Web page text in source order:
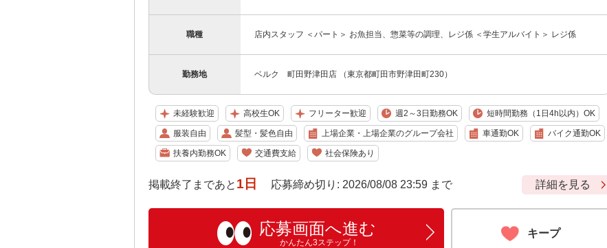
職種 店内スタッフ ＜パート＞ お魚担当、惣菜等の調理、レジ係 ＜学生アルバイト＞ レジ係
勤務地 ベルク 町田野津田店 （東京都町田市野津田町230）
未経験歓迎 高校生OK フリーター歓迎 週2～3日勤務OK 短時間勤務（1日4h以内）OK
服装自由 髪型・髪色自由 上場企業・上場企業のグループ会社 車通勤OK バイク通勤OK
扶養内勤務OK 交通費支給 社会保険あり
掲載終了まであと 1日 応募締め切り: 2026/08/08 23:59 まで 詳細を見る
応募画面へ進む
かんたん3ステップ！
キープ